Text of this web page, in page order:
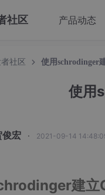
社区 产品动态
社区 使用schrodinger
使用
俊宏 · 2021-09-14
建立